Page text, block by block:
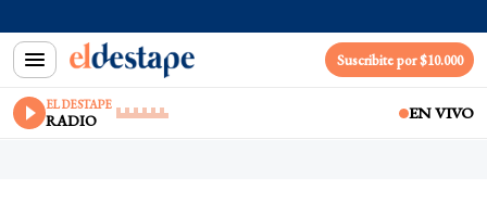
Suscribite por $10.000
EL DESTAPE
RADIO EN VIVO